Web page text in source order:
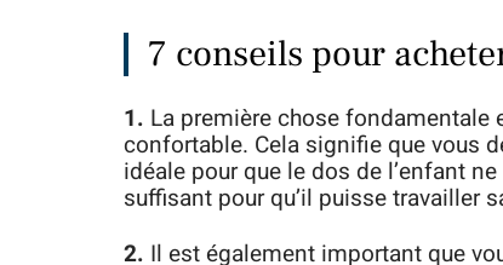
7 conseils pour
1. La première chose fondamentale
confortable. Cela signifie que vous
idéale pour que le dos de l’enfant
suffisant pour qu’il puisse travailler
2. Il est également important que